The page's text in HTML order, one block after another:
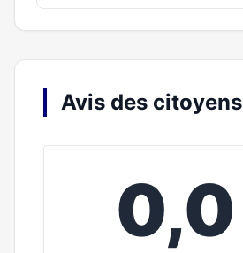
Avis des citoyens
0,0